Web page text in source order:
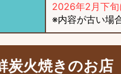
2026年2月下旬
※内容が古い場
炭火焼きのお